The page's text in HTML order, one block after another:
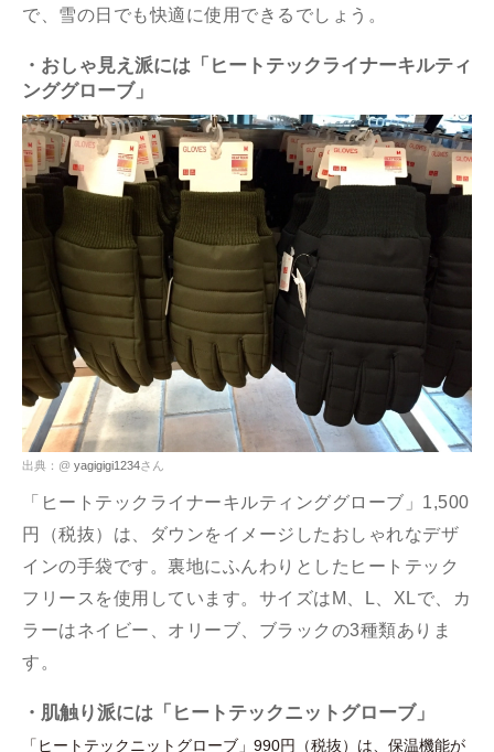
で、雪の日でも快適に使用できるでしょう。
・おしゃ見え派には「ヒートテックライナーキルティ
ンググローブ」
出典：@ yagigigi1234さん
「ヒートテックライナーキルティンググローブ」1,500
円（税抜）は、ダウンをイメージしたおしゃれなデザ
インの手袋です。裏地にふんわりとしたヒートテック
フリースを使用しています。サイズはM、L、XLで、カ
ラーはネイビー、オリーブ、ブラックの3種類ありま
す。
・肌触り派には「ヒートテックニットグローブ」
「ヒートテックニットグローブ」990円（税抜）は、保温機能が